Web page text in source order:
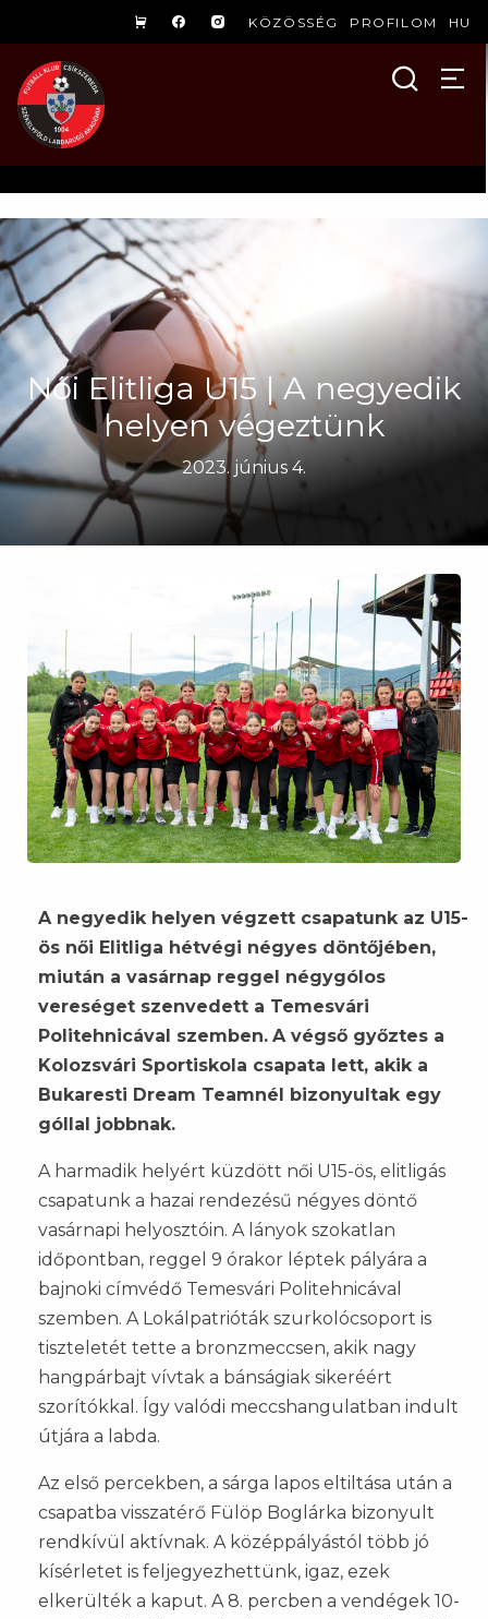
KÖZÖSSÉG PROFILOM HU
Női Elitliga U15 | A negyedik
helyen végeztünk
2023. június 4.
A negyedik helyen végzett csapatunk az U15-
ös női Elitliga hétvégi négyes döntőjében,
miután a vasárnap reggel négygólos
vereséget szenvedett a Temesvári
Politehnicával szemben. A végső győztes a
Kolozsvári Sportiskola csapata lett, akik a
Bukaresti Dream Teamnél bizonyultak egy
góllal jobbnak.
A harmadik helyért küzdött női U15-ös, elitligás
csapatunk a hazai rendezésű négyes döntő
vasárnapi helyosztóin. A lányok szokatlan
időpontban, reggel 9 órakor léptek pályára a
bajnoki címvédő Temesvári Politehnicával
szemben. A Lokálpatrióták szurkolócsoport is
tiszteletét tette a bronzmeccsen, akik nagy
hangpárbajt vívtak a bánságiak sikeréért
szorítókkal. Így valódi meccshangulatban indult
útjára a labda.
Az első percekben, a sárga lapos eltiltása után a
csapatba visszatérő Fülöp Boglárka bizonyult
rendkívül aktívnak. A középpályástól több jó
kísérletet is feljegyezhettünk, igaz, ezek
elkerülték a kaput. A 8. percben a vendégek 10-